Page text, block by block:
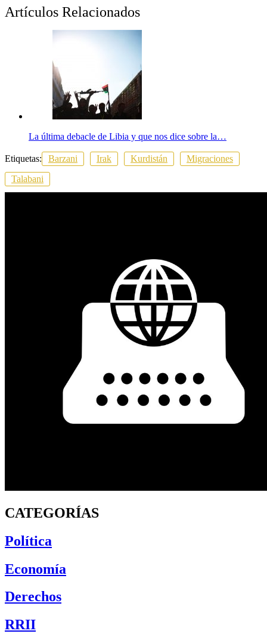
Artículos Relacionados
La última debacle de Libia y que nos dice sobre la…
Etiquetas: Barzani Irak Kurdistán
Migraciones
Talabani
CATEGORÍAS
Política
Economía
Derechos
RRII